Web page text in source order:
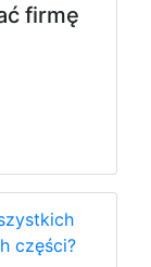
firmę
części?